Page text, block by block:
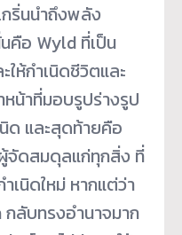
กริ่นนำถึงพลัง
คือ Wyld ที่เป็น
ห้กำเนิดชีวิตและ
น้าที่มอบรูปร่างรูป
ด และสุดท้ายคือ
จัดสมดุลแก่ทุกสิ่ง ที่
เนิดใหม่ หากแต่ว่า
กลับทรงอำนาจมาก